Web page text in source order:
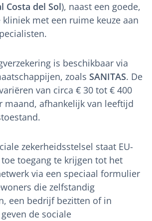
Costa del Sol), naast een goede,
met een ruime keuze aan
is beschikbaar via
zoals SANITAS. De
van circa € 30 tot € 400
maand, afhankelijk van leeftijd
zekerheidsstelsel staat EU-
toegang te krijgen tot het
via een speciaal formulier
die zelfstandig
een bedrijf bezitten of in
de sociale